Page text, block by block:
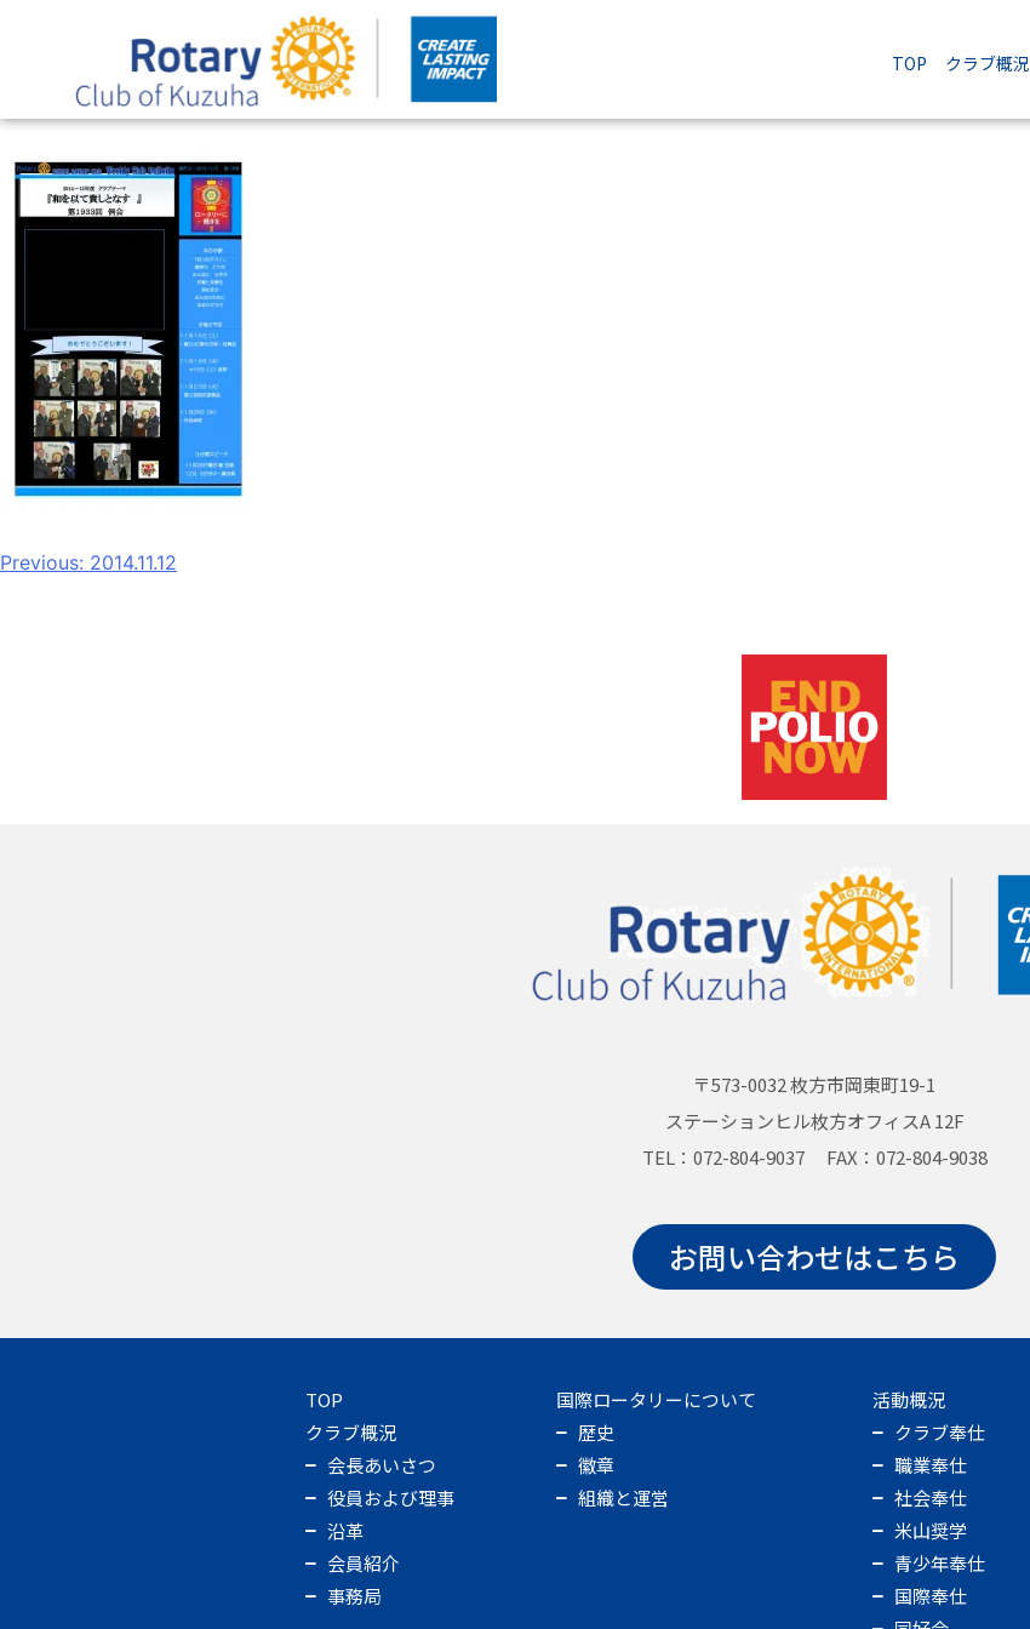
TOP クラブ概況
Previous: 2014.11.12
〒573-0032 枚方市岡東町19-1
ステーションヒル枚方オフィスA 12F
TEL：072-804-9037 FAX：072-804-9038
お問い合わせはこちら
TOP
クラブ概況
会長あいさつ
役員および理事
沿革
会員紹介
事務局
国際ロータリーについて
歴史
徽章
組織と運営
活動概況
クラブ奉仕
職業奉仕
社会奉仕
米山奨学
青少年奉仕
国際奉仕